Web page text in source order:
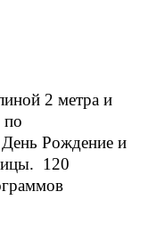
2 метра и
по
Рождение и
120